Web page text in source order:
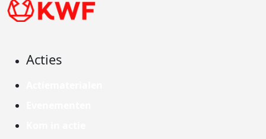
Acties